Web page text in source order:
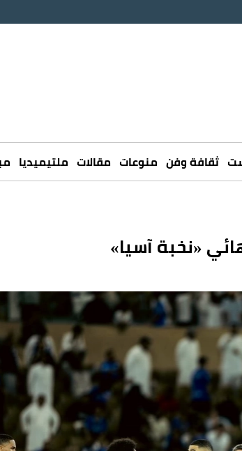
ثقافة وفن منوعات مقالات ملتيميديا
«نخبة آسيا»